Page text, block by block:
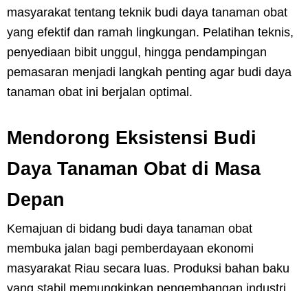
masyarakat tentang teknik budi daya tanaman obat
yang efektif dan ramah lingkungan. Pelatihan teknis,
penyediaan bibit unggul, hingga pendampingan
pemasaran menjadi langkah penting agar budi daya
tanaman obat ini berjalan optimal.
Mendorong Eksistensi Budi
Daya Tanaman Obat di Masa
Depan
Kemajuan di bidang budi daya tanaman obat
membuka jalan bagi pemberdayaan ekonomi
masyarakat Riau secara luas. Produksi bahan baku
yang stabil memungkinkan pengembangan industri